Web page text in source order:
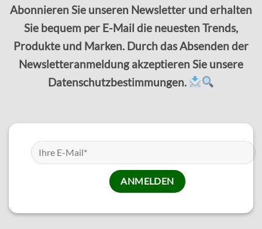
Abonnieren Sie unseren Newsletter und erhalten
Sie bequem per E-Mail die neuesten Trends,
Produkte und Marken. Durch das Absenden der
Newsletteranmeldung akzeptieren Sie unsere
Datenschutzbestimmungen.